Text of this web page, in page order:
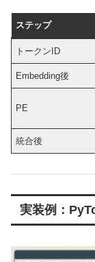
ステップ
トークンID
Embedding後
PE
統合後
実装例：